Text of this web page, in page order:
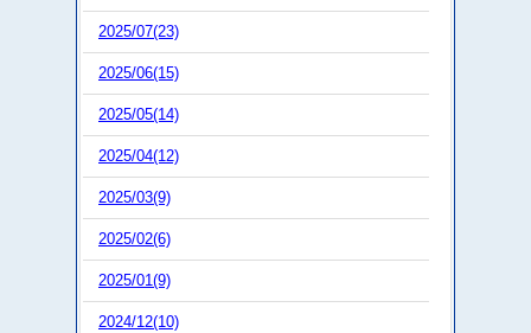
2025/07(23)
2025/06(15)
2025/05(14)
2025/04(12)
2025/03(9)
2025/02(6)
2025/01(9)
2024/12(10)